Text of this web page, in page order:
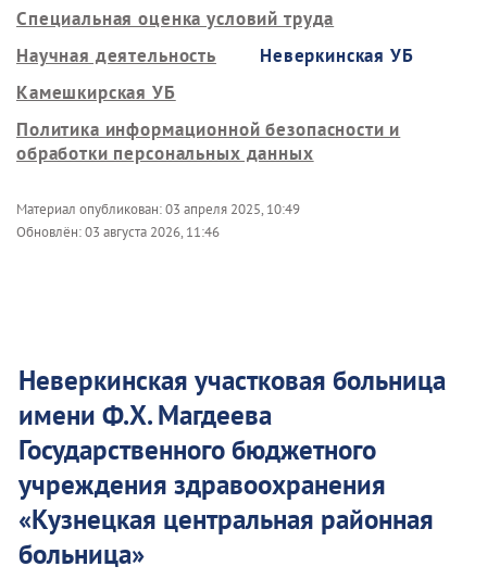
Специальная оценка условий труда
Научная деятельность
Неверкинская УБ
Камешкирская УБ
Политика информационной безопасности и
обработки персональных данных
Материал опубликован:03 апреля 2025, 10:49
Обновлён:03 августа 2026, 11:46
Неверкинская участковая больница
имени Ф.Х. Магдеева
Государственного бюджетного
учреждения здравоохранения
«Кузнецкая центральная районная
больница»